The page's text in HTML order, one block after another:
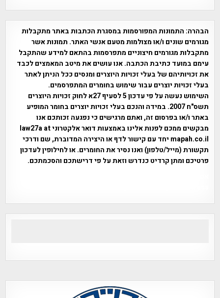
הבהרה: התמונות המפורסמות במסגרת הכתבות באתר מתקבלות
מגורמים שונים ו/או מצולמות מטעם אנשי האתר. תמונות אשר
מתקבלות מגורמים חיצוניים מתפרסמות בהתאם למידע שהתקבל
עימם במועד כתיבת הכתבה. אנו עושים את מיטב המאמצים לכבד
את זכויותיהם של בעלי זכויות היוצרים ומנסים ככל הניתן לאתר
בעלי זכויות יוצרים עבור שימוש בחומרים המתפרסמים.
השימוש נעשה על פי עדכון 5 לסעיף 27א לחוק זכויות היוצרים
תשס"ח 2007. במידה והנכם בעלי זכויות יוצרים בחומר המופיע
באתר ו/או בפרסום זה, ואתם מרגישים כי נפגעה זכותכם אנו
מבקשים ממכם לפנות אלינו באמצעות דואר אלקטרוני law27a at
mapah.co.il יחד עם קישור לדף או היצירה המדוברת, שם ודרכי
תקשורת (מייל/טלפון) ואנו נסיר את החומרים. או לחילופין לעדכון
פרטיכם ומתן קרדיט כנדרש וזאת על פי דרישתכם והסכמתכם.